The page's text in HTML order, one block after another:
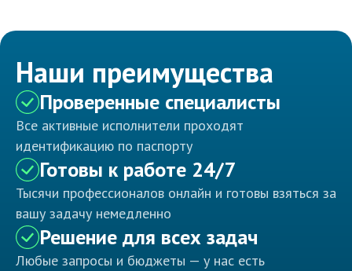
Наши преимущества
Проверенные специалисты
Все активные исполнители проходят
идентификацию по паспорту
Готовы к работе 24/7
Тысячи профессионалов онлайн и готовы взяться за
вашу задачу немедленно
Решение для всех задач
Любые запросы и бюджеты — у нас есть